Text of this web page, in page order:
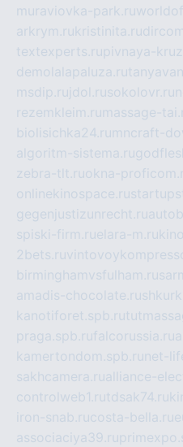
muraviovka-park.ru
arkrym.rukristinita.ru
textexperts.rupivnaya-
demolalapaluza.ru
msdip.ru jdol.rusokolovr.ru
rezemkleim.ru massage-
biolisichka24.ru mncraft-
algoritm-sistema.ru
zebra-tlt.ruokna-
onlinekinospace.ru
gegenjustizunrecht.ru
spiski-firm.ruelara-m.ru
2bets.ru
birminghamvsfulham.ru
amadis-chocolate.ru
kanotiforet.spb.ru
praga.spb.rufalcorussia.ru
kamertondom.spb.ru net-
sakhcamera.rualliance-
controlweb1.rutdsak74.ru
iron-snab.rucosta-bella.ru
associaciya39.ru